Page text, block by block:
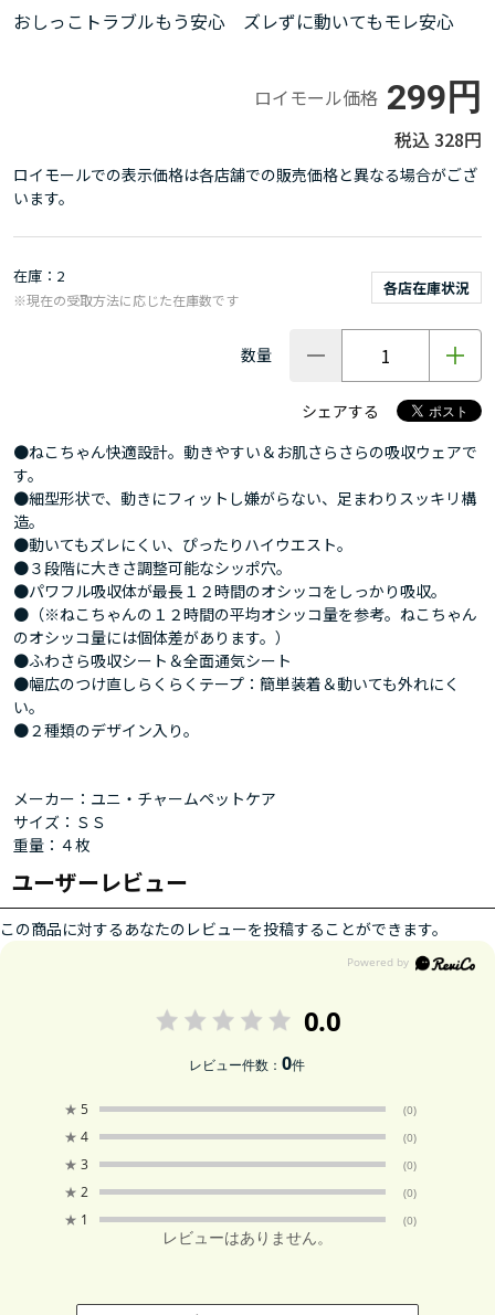
おしっこトラブルもう安心 ズレずに動いてもモレ安心
ロイモール価格 299円
328円
ロイモールでの表示価格は各店舗での販売価格と異なる場合がござ
います。
在庫 2
各店在庫状況
※現在の受取方法に応じた在庫数です
数量
シェアする
●ねこちゃん快適設計。動きやすい＆お肌さらさらの吸収ウェアで
す。
●細型形状で、動きにフィットし嫌がらない、足まわりスッキリ構
造。
●動いてもズレにくい、ぴったりハイウエスト。
●３段階に大きさ調整可能なシッポ穴。
●パワフル吸収体が最長１２時間のオシッコをしっかり吸収。
●（※ねこちゃんの１２時間の平均オシッコ量を参考。ねこちゃん
のオシッコ量には個体差があります。）
●ふわさら吸収シート＆全面通気シート
●幅広のつけ直しらくらくテープ：簡単装着＆動いても外れにく
い。
●２種類のデザイン入り。
メーカー：ユニ・チャームペットケア
サイズ：ＳＳ
重量：４枚
ユーザーレビュー
この商品に対するあなたのレビューを投稿することができます。
0.0
レビュー件数：0件
★ 5 (0)
★ 4 (0)
★ 3 (0)
★ 2 (0)
★ 1 (0)
レビューはありません。